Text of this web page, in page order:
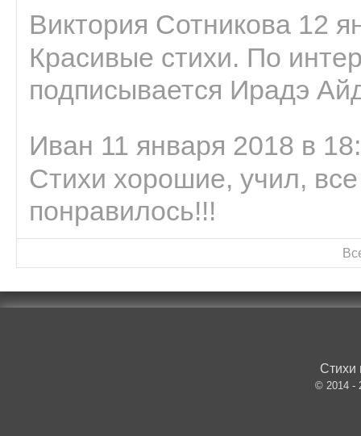
Виктория Сотникова 12
Красивые стихи. По
подписывается Ирадэ
Иван 11 января 2018 в
Стихи хорошие, учил,
понравилось!!!
Стихи
© 2014 -